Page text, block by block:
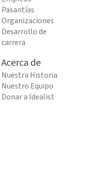
Pasantías
Organizaciones
Desarrollo de
carrera
Acerca de
Nuestra Historia
Nuestro Equipo
Donar a Idealist